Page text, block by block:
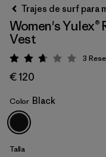
Black
Trajes de surf para
Women's Yulex®
Vest
Puntuación:
3
€ 120
Color Black
Talla